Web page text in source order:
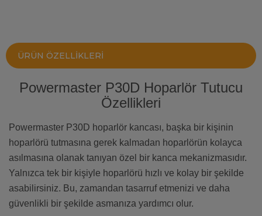
ÜRÜN ÖZELLIKLERI
Powermaster P30D Hoparlör Tutucu
Özellikleri
Powermaster P30D hoparlör kancası, başka bir kişinin
hoparlörü tutmasına gerek kalmadan hoparlörün kolayca
asılmasına olanak tanıyan özel bir kanca mekanizmasıdır.
Yalnızca tek bir kişiyle hoparlörü hızlı ve kolay bir şekilde
asabilirsiniz. Bu, zamandan tasarruf etmenizi ve daha
güvenlikli bir şekilde asmanıza yardımcı olur.